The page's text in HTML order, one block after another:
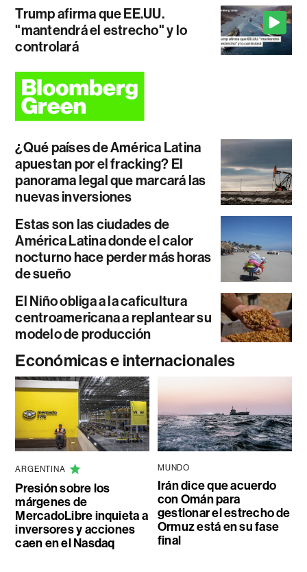
Trump afirma que EE.UU.
"mantendrá el estrecho" y lo
controlará
¿Qué países de América Latina
apuestan por el fracking? El
panorama legal que marcará las
nuevas inversiones
Estas son las ciudades de
América Latina donde el calor
nocturno hace perder más horas
de sueño
El Niño obliga a la caficultura
centroamericana a replantear su
modelo de producción
Económicas e internacionales
ARGENTINA
Presión sobre los
márgenes de
MercadoLibre inquieta a
inversores y acciones
caen en el Nasdaq
MUNDO
Irán dice que acuerdo
con Omán para
gestionar el estrecho de
Ormuz está en su fase
final